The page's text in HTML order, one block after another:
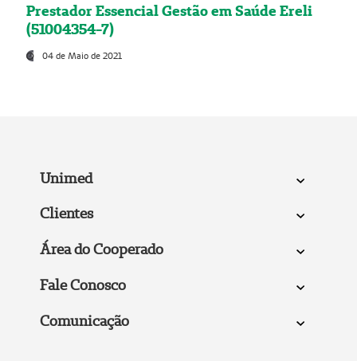
Prestador Essencial Gestão em Saúde Ereli
(51004354-7)
04 de Maio de 2021
Unimed
Clientes
Área do Cooperado
Fale Conosco
Comunicação